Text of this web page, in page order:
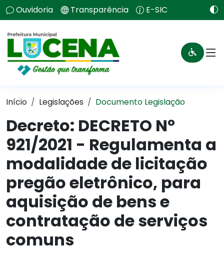
Ouvidoria Transparência E-SIC
Início Legislações Documento Legislação
Decreto: DECRETO Nº
921/2021 - Regulamenta a
modalidade de licitação
pregão eletrônico, para
aquisição de bens e
contratação de serviços
comuns